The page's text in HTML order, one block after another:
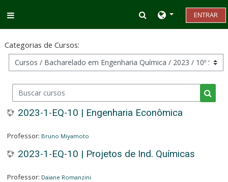
Alternar entrada
ENTRAR
Categorias de Cursos:
Buscar cursos
2023-1-EQ-10 | Engenharia Econômica
Professor: Bruno Miyamoto
2023-1-EQ-10 | Projetos de Ind. Químicas
Professor: Daiane Romanzini